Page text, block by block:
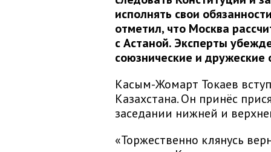
исполнять свои
отметил, что Москва
с Астаной. Эксперты
союзнические и дружеские
Касым-Жомарт Токаев
Казахстана. Он принёс
заседании нижней и
«Торжественно клянусь